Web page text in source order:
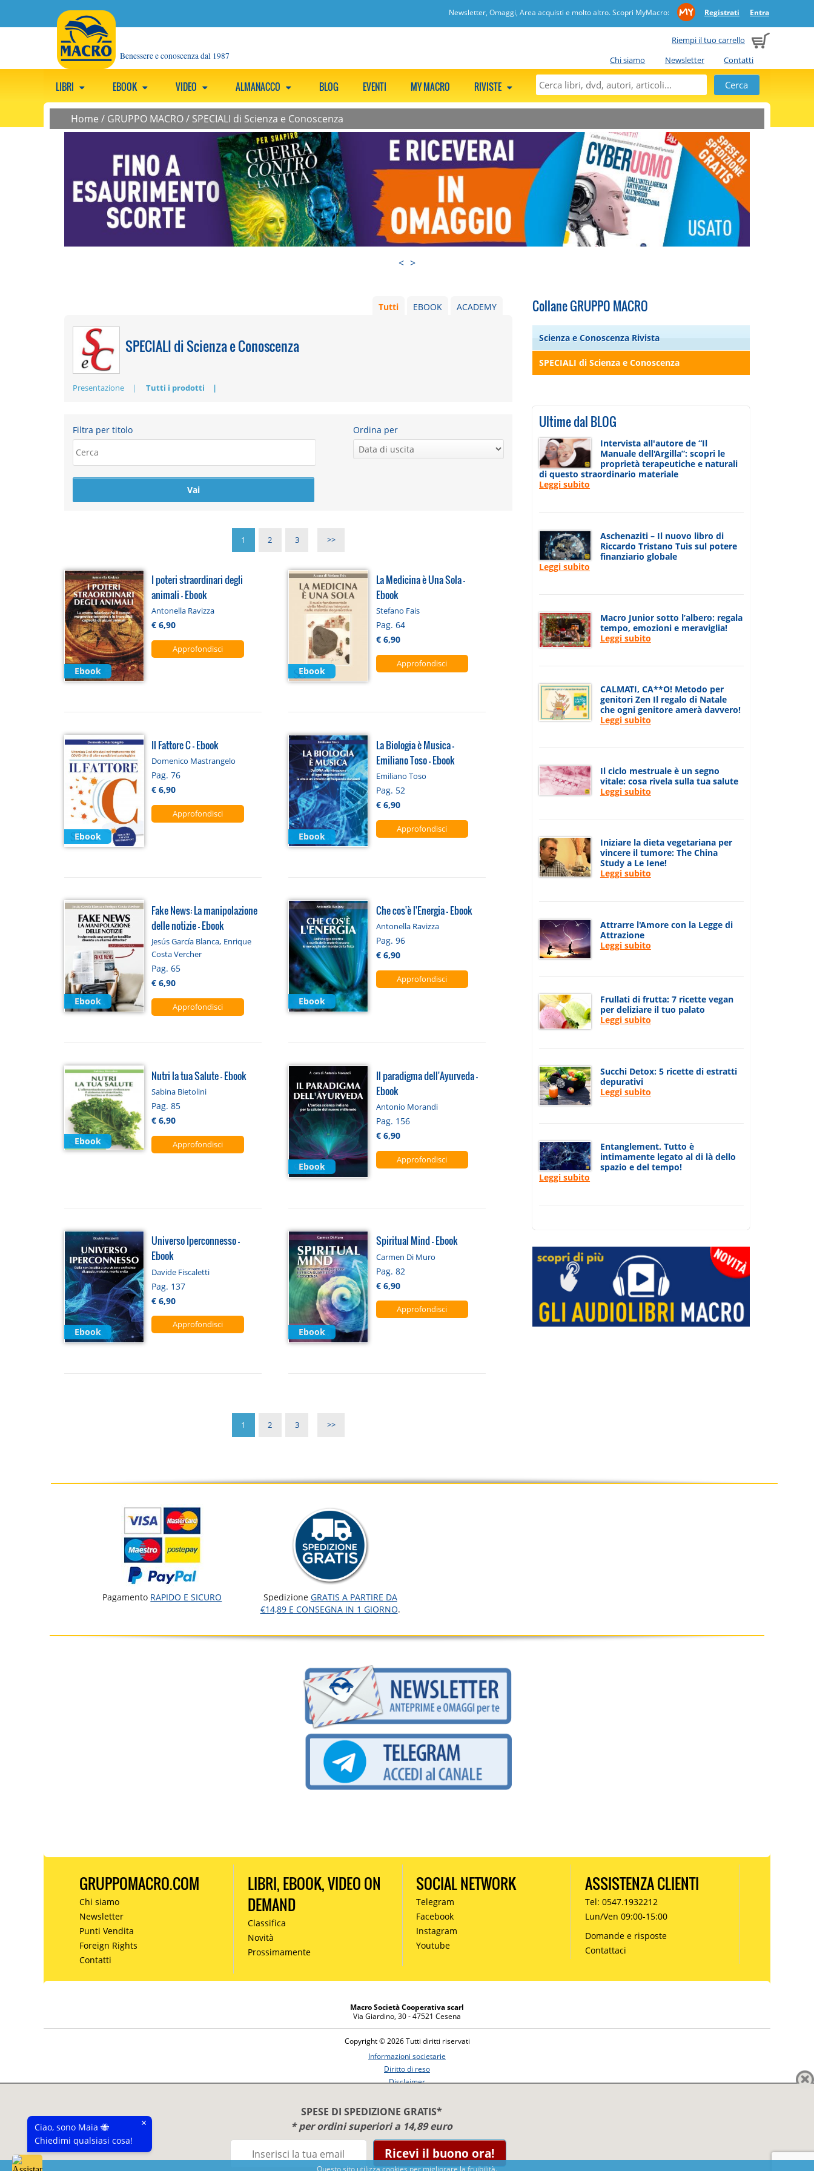
Questo sito utilizza cookies per migliorare la fruibilità.
Newsletter, Omaggi, Area acquisti e molto altro. Scopri MyMacro: Registrati Entra
Riempi il tuo carrello
Chi siamo
Newsletter Contatti
Benessere e conoscenza dal 1987
LIBRI EBOOK VIDEO ALMANACCO BLOG EVENTI MY MACRO RIVISTE
SPESE DI SPEDIZIONE GRATIS*
* per ordini superiori a 14,89 euro
Ricevi il buono ora!
Home / GRUPPO MACRO/ SPECIALI di Scienza e Conoscenza
< >
ACADEMY
EBOOK
Tutti
SPECIALI di Scienza e Conoscenza
Presentazione Tutti i prodotti
Filtra per titolo Ordina per
1 2 3 >>
Ebook
I poteri straordinari degli
animali - Ebook
Antonella Ravizza
€ 6,90
Approfondisci
Ebook
La Medicina è Una Sola -
Ebook
Stefano Fais
Pag. 64
€ 6,90
Approfondisci
Ebook
Il Fattore C - Ebook
Domenico Mastrangelo
Pag. 76
€ 6,90
Approfondisci
Ebook
La Biologia è Musica -
Emiliano Toso - Ebook
Emiliano Toso
Pag. 52
€ 6,90
Approfondisci
Ebook
Fake News: La manipolazione
delle notizie - Ebook
Jesús García Blanca, Enrique
Costa Vercher
Pag. 65
€ 6,90
Approfondisci Ebook
Che cos'è l'Energia - Ebook
Antonella Ravizza
Pag. 96
€ 6,90
Approfondisci
Ebook
Nutri la tua Salute - Ebook
Sabina Bietolini
Pag. 85
€ 6,90
Approfondisci
Ebook
Il paradigma dell'Ayurveda -
Ebook
Antonio Morandi
Pag. 156
€ 6,90
Approfondisci
Ebook
Universo Iperconnesso -
Ebook
Davide Fiscaletti
Pag. 137
€ 6,90
Approfondisci
Ebook
Spiritual Mind - Ebook
Carmen Di Muro
Pag. 82
€ 6,90
Approfondisci
1 2 3 >>
Collane GRUPPO MACRO
Scienza e Conoscenza Rivista
SPECIALI di Scienza e Conoscenza
Ultime dal BLOG
Intervista all'autore de “Il
Manuale dell'Argilla”: scopri le
proprietà terapeutiche e naturali
di questo straordinario materiale
Leggi subito
Aschenaziti – Il nuovo libro di
Riccardo Tristano Tuis sul potere
finanziario globale
Leggi subito
Macro Junior sotto l’albero: regala
tempo, emozioni e meraviglia!
Leggi subito
CALMATI, CA**O! Metodo per
genitori Zen Il regalo di Natale
che ogni genitore amerà davvero!
Leggi subito
Il ciclo mestruale è un segno
vitale: cosa rivela sulla tua salute
Leggi subito
Iniziare la dieta vegetariana per
vincere il tumore: The China
Study a Le Iene!
Leggi subito
Attrarre l'Amore con la Legge di
Attrazione
Leggi subito
Frullati di frutta: 7 ricette vegan
per deliziare il tuo palato
Leggi subito
Succhi Detox: 5 ricette di estratti
depurativi
Leggi subito
Entanglement. Tutto è
intimamente legato al di là dello
spazio e del tempo!
Leggi subito
Pagamento RAPIDO E SICURO Spedizione GRATIS A PARTIRE DA
€14,89 E CONSEGNA IN 1 GIORNO.
GRUPPOMACRO.COM
Chi siamo
Newsletter
Punti Vendita
Foreign Rights
Contatti
LIBRI, EBOOK, VIDEO ON
DEMAND
Classifica
Novità
Prossimamente
SOCIAL NETWORK
Telegram
Facebook
Instagram
Youtube
ASSISTENZA CLIENTI
Tel: 0547.1932212
Lun/Ven 09:00-15:00
Domande e risposte
Contattaci
Macro Società Cooperativa scarl
Via Giardino, 30 - 47521 Cesena
Copyright © 2026 Tutti diritti riservati
Informazioni societarie
Diritto di reso
Disclaimer
Benessere e conoscenza dal 1987
Sviluppato daNimaia
Ciao, sono Maia 🐝
Chiedimi qualsiasi cosa!
×